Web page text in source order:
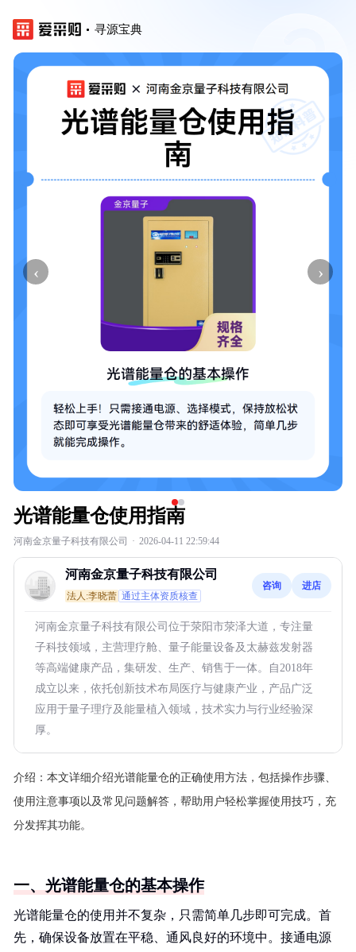
寻源宝典
‹ ›
光谱能量仓使用指南
河南金京量子科技有限公司 · 2026-04-11 22:59:44
河南金京量子科技有限公司
法人:李晓蕾 通过主体资质核查
咨询 进店
河南金京量子科技有限公司位于荥阳市荥泽大道，专注量
子科技领域，主营理疗舱、量子能量设备及太赫兹发射器
等高端健康产品，集研发、生产、销售于一体。自2018年
成立以来，依托创新技术布局医疗与健康产业，产品广泛
应用于量子理疗及能量植入领域，技术实力与行业经验深
厚。
介绍： 本文详细介绍光谱能量仓的正确使用方法，包括操作步骤、
使用注意事项以及常见问题解答，帮助用户轻松掌握使用技巧，充
分发挥其功能。
一、光谱能量仓的基本操作
光谱能量仓的使用并不复杂，只需简单几步即可完成。首
先，确保设备放置在平稳、通风良好的环境中。接通电源